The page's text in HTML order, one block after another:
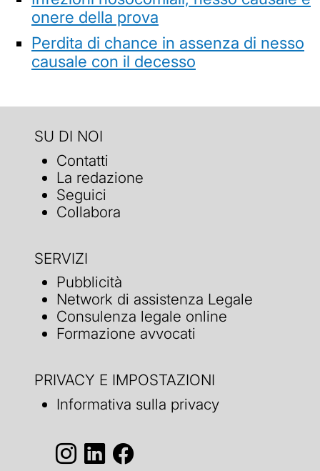
onere della prova
Perdita di chance in assenza di nesso
causale con il decesso
SU DI NOI
Contatti
La redazione
Seguici
Collabora
SERVIZI
Pubblicità
Network di assistenza Legale
Consulenza legale online
Formazione avvocati
PRIVACY E IMPOSTAZIONI
Informativa sulla privacy